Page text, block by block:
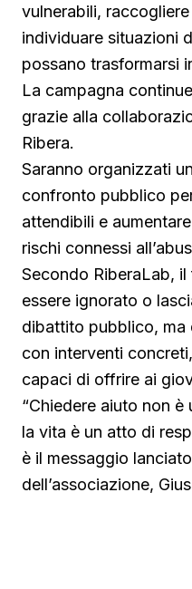
vulnerabili,
individuare situazioni
possano trasformarsi
La campagna
grazie alla
Ribera.
Saranno organizzati
confronto pubblico
attendibili e
rischi connessi
Secondo RiberaLab,
essere ignorato o
dibattito pubblico, ma
con interventi
capaci di offrire ai
“Chiedere aiuto non
la vita è un atto di
è il messaggio
dell’associazione,